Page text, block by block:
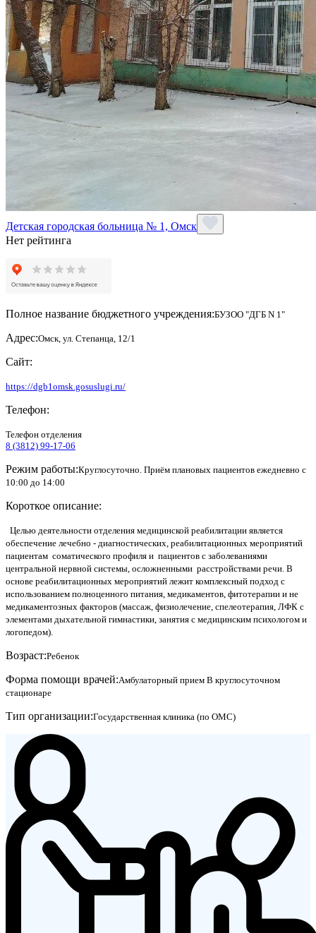
Детская городская больница № 1, Омск
Нет рейтинга
Полное название бюджетного учреждения:БУЗОО "ДГБ N 1"
Адрес:Омск, ул. Степанца, 12/1
Сайт:
https://dgb1omsk.gosuslugi.ru/
Телефон:
Телефон отделения
8 (3812) 99-17-06
Режим работы:Круглосуточно. Приём плановых пациентов ежедневно с
10:00 до 14:00
Короткое описание:
Целью деятельности отделения медицинской реабилитации является
обеспечение лечебно - диагностических, реабилитационных мероприятий
пациентам соматического профиля и пациентов с заболеваниями
центральной нервной системы, осложненными расстройствами речи. В
основе реабилитационных мероприятий лежит комплексный подход с
использованием полноценного питания, медикаментов, фитотерапии и не
медикаментозных факторов (массаж, физиолечение, спелеотерапия, ЛФК с
элементами дыхательной гимнастики, занятия с медицинским психологом и
логопедом).
Возраст:Ребенок
Форма помощи врачей:Амбулаторный прием В круглосуточном
стационаре
Тип организации:Государственная клиника (по ОМС)